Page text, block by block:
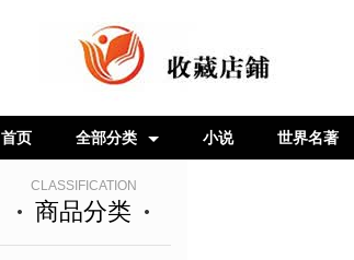
首页 全部分类 小说 世界名著
CLASSIFICATION
商品分类